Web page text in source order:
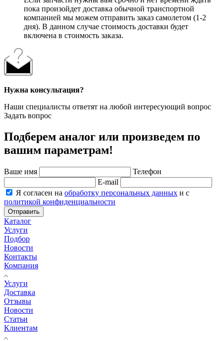
пока произойдет доставка обычной транспортной
компанией мы можем отправить заказ самолетом (1-2
дня). В данном случае стоимость доставки будет
включена в стоимость заказа.
Нужна консультация?
Наши специалисты ответят на любой интересующий вопрос
Задать вопрос
Подберем аналог или произведем по
вашим параметрам!
Ваше имя
Телефон
E-mail
Я согласен на обработку персональных данных и с
политикой конфиденциальности
Отправить
Каталог
Услуги
Подбор
Новости
Контакты
Компания
Услуги
Доставка
Отзывы
Новости
Статьи
Клиентам